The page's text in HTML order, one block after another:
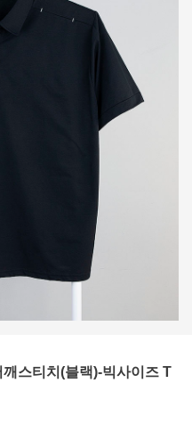
스티치(블랙)-빅사이즈 T